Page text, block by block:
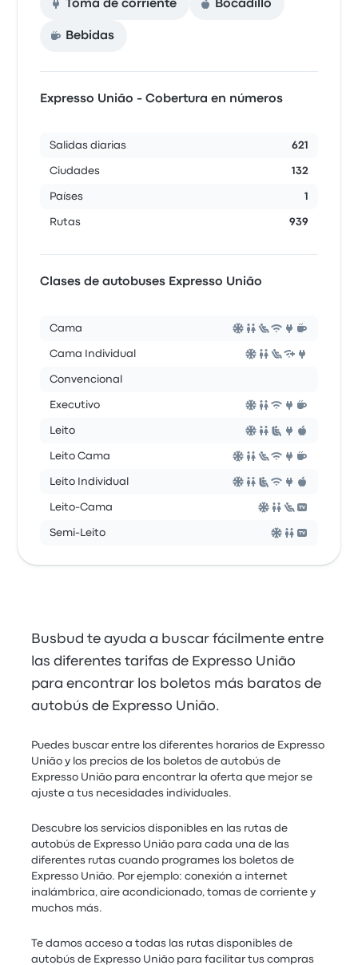
Toma de corriente Bocadillo
Bebidas
Expresso União - Cobertura en números
Salidas diarias 621
Ciudades 132
Países 1
Rutas 939
Clases de autobuses Expresso União
Cama
Cama Individual
Convencional
Executivo
Leito
Leito Cama
Leito Individual
Leito-Cama
Semi-Leito
Busbud te ayuda a buscar fácilmente entre
las diferentes tarifas de Expresso União
para encontrar los boletos más baratos de
autobús de Expresso União.
Puedes buscar entre los diferentes horarios de Expresso
União y los precios de los boletos de autobús de
Expresso União para encontrar la oferta que mejor se
ajuste a tus necesidades individuales.
Descubre los servicios disponibles en las rutas de
autobús de Expresso União para cada una de las
diferentes rutas cuando programes los boletos de
Expresso União. Por ejemplo: conexión a internet
inalámbrica, aire acondicionado, tomas de corriente y
muchos más.
Te damos acceso a todas las rutas disponibles de
autobús de Expresso União para facilitar tus compras